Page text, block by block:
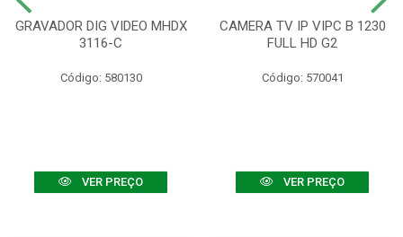
GRAVADOR DIG VIDEO MHDX
3116-C
Código: 580130
VER PREÇO
CAMERA TV IP VIPC B 1230
FULL HD G2
Código: 570041
VER PREÇO